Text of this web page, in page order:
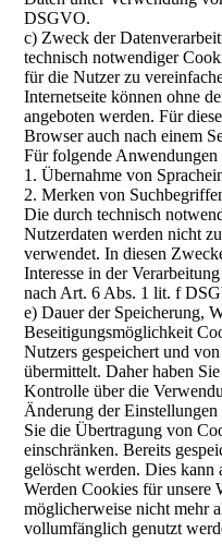
DSGVO.
c) Zweck der
technisch notwendiger
für die Nutzer zu
Internetseite können ohne
angeboten werden. Für
Browser auch nach einem
Für folgende
1. Übernahme von
2. Merken von
Die durch technisch
Nutzerdaten werden nicht
verwendet. In diesen
Interesse in der
nach Art. 6 Abs. 1 lit. f
e) Dauer der Speicherung,
Beseitigungsmöglichkeit
Nutzers gespeichert und
übermittelt. Daher haben
Kontrolle über die
Änderung der
Sie die Übertragung von
einschränken. Bereits
gelöscht werden. Dies kann
Werden Cookies für unsere
möglicherweise nicht mehr
vollumfänglich genutzt